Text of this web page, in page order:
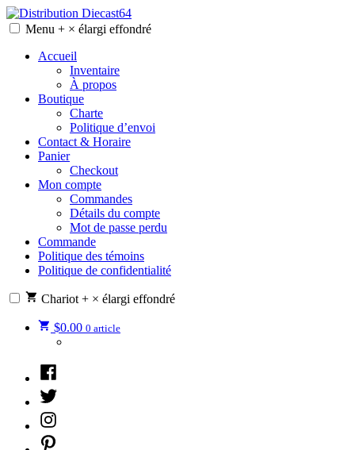
Skip
to
Distribution Diecast64
Une passion, un mode de vie.
Menu + × élargi effondré
Accueil
Inventaire
À propos
Boutique
Charte
Politique d’envoi
Contact & Horaire
Panier
Checkout
Mon compte
Commandes
Détails du compte
Mot de passe perdu
Commande
Politique des témoins
Politique de confidentialité
Chariot + × élargi effondré
$0.00 0 article
Facebook
Twitter
Instagram
Pinterest